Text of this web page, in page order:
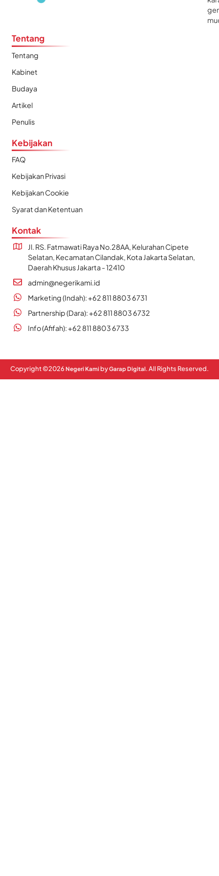
Tentang
Tentang
Kabinet
Budaya
Artikel
Penulis
Kebijakan
FAQ
Kebijakan Privasi
Kebijakan Cookie
Syarat dan Ketentuan
Kontak
Jl. RS. Fatmawati Raya No.28AA, Kelurahan Cipete
Selatan, Kecamatan Cilandak, Kota Jakarta Selatan,
Daerah Khusus Jakarta - 12410
admin@negerikami.id
Marketing (Indah): +62 811 8803 6731
Partnership (Dara): +62 811 8803 6732
Info (Afifah): +62 811 8803 6733
Copyright ©2026 Negeri Kami byGarap Digital. All Rights Reserved.